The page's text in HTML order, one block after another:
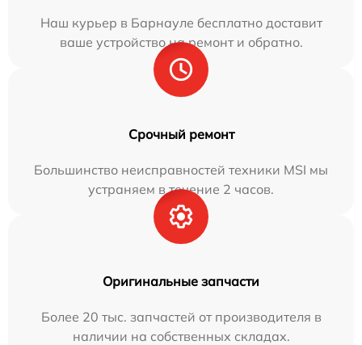
Наш курьер в Барнауле бесплатно доставит
ваше устройство на ремонт и обратно.
Срочный ремонт
Большинство неисправностей техники MSI мы
устраняем в течение 2 часов.
Оригинальные запчасти
Более 20 тыс. запчастей от производителя в
наличии на собственных складах.